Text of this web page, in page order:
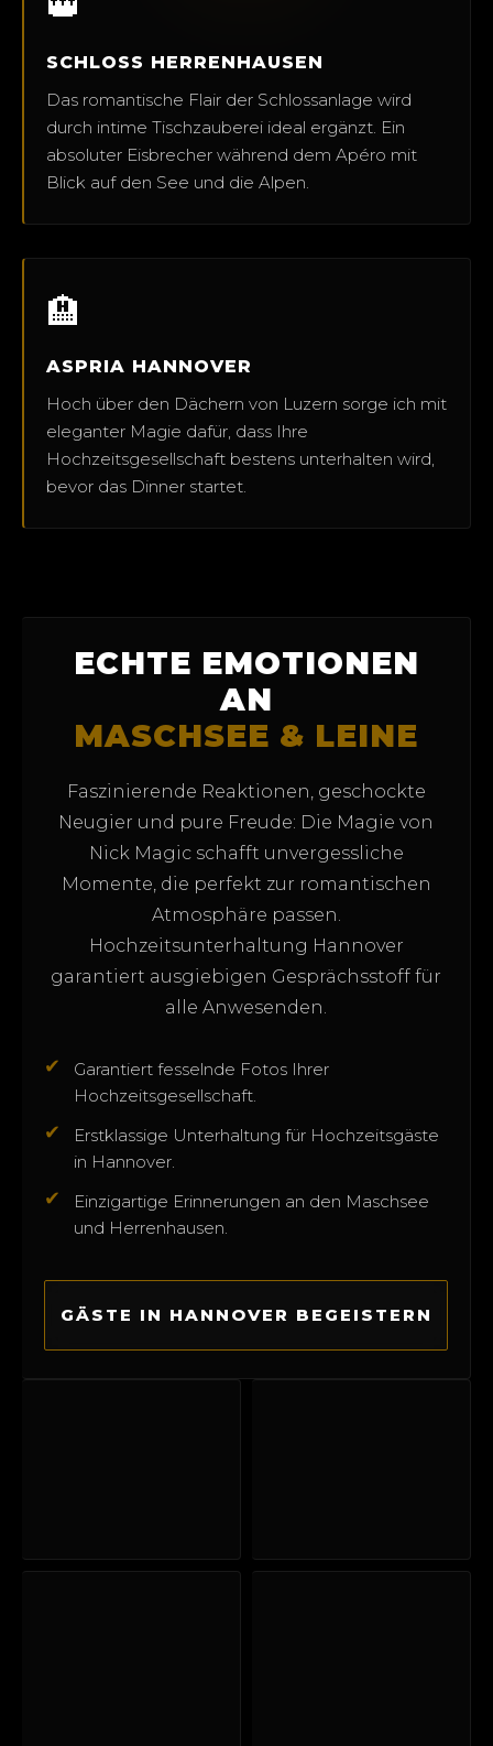
SCHLOSS HERRENHAUSEN
Das romantische Flair der Schlossanlage wird
durch intime Tischzauberei ideal ergänzt. Ein
absoluter Eisbrecher während dem Apéro mit
Blick auf den See und die Alpen.
🏨
ASPRIA HANNOVER
Hoch über den Dächern von Luzern sorge ich mit
eleganter Magie dafür, dass Ihre
Hochzeitsgesellschaft bestens unterhalten wird,
bevor das Dinner startet.
ECHTE EMOTIONEN
AN
MASCHSEE & LEINE
Faszinierende Reaktionen, geschockte
Neugier und pure Freude: Die Magie von
Nick Magic schafft unvergessliche
Momente, die perfekt zur romantischen
Atmosphäre passen.
Hochzeitsunterhaltung Hannover
garantiert ausgiebigen Gesprächsstoff für
alle Anwesenden.
✔
Garantiert fesselnde Fotos Ihrer
Hochzeitsgesellschaft.
✔
Erstklassige Unterhaltung für Hochzeitsgäste
in Hannover.
✔
Einzigartige Erinnerungen an den Maschsee
und Herrenhausen.
GÄSTE IN HANNOVER BEGEISTERN